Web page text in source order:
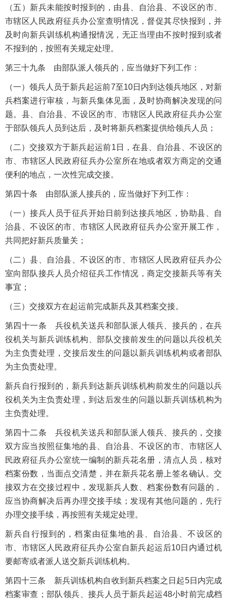
（五）新兵未能按时报到的，由县、自治县、不设区的市、
市辖区人民政府征兵办公室查明情况，督促其尽快报到，并
及时向新兵训练机构通报情况，无正当理由不按时报到或者
不报到的，按照有关规定处理。
第三十九条 由部队派人领兵的，应当做好下列工作：
（一）领兵人员于新兵起运前7至10日内到达领兵地区，对新
兵档案进行审核，与新兵集体见面，及时协商解决发现的问
题。县、自治县、不设区的市、市辖区人民政府征兵办公室
于部队领兵人员到达后，及时将新兵档案提供给领兵人员；
（二）交接双方于新兵起运前1日，在县、自治县、不设区的
市、市辖区人民政府征兵办公室所在地或者双方商定的交通
便利的地点，一次性完成交接。
第四十条 由部队派人接兵的，应当做好下列工作：
（一）接兵人员于征兵开始日前到达接兵地区，协助县、自
治县、不设区的市、市辖区人民政府征兵办公室开展工作，
共同把好新兵质量关；
（二）县、自治县、不设区的市、市辖区人民政府征兵办公
室向部队接兵人员介绍征兵工作情况，商定交接新兵等有关
事宜；
（三）交接双方在起运前完成新兵及其档案交接。
第四十一条 兵役机关送兵和部队派人领兵、接兵的，在兵
役机关与新兵训练机构、部队交接前发生的问题以兵役机关
为主负责处理，交接后发生的问题以新兵训练机构或者部队
为主负责处理。
新兵自行报到的，新兵到达新兵训练机构前发生的问题以兵
役机关为主负责处理，到达后发生的问题以新兵训练机构为
主负责处理。
第四十二条 兵役机关送兵和部队派人领兵、接兵的，交接
双方应当按照征集地的县、自治县、不设区的市、市辖区人
民政府征兵办公室统一编制的新兵花名册，清点人员，核对
档案份数，当面点交清楚，并在新兵花名册上签名确认。交
接双方在交接过程中，发现新兵人数、档案份数有问题的，
应当协商解决后再办理交接手续；发现有其他问题的，先行
办理交接手续，再按照有关规定处理。
新兵自行报到的，档案由征集地的县、自治县、不设区的
市、市辖区人民政府征兵办公室自新兵起运后10日内通过机
要邮寄或者派人送交新兵训练机构。
第四十三条 新兵训练机构自收到新兵档案之日起5日内完成
档案审查；部队领兵、接兵人员于新兵起运48小时前完成档